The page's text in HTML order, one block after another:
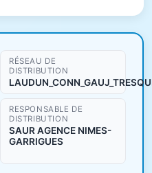
de l'eau
RÉSEAU DE
DISTRIBUTION
RESPONSABLE DE
DISTRIBUTION
SAUR AGENCE NIMES-
GARRIGUES